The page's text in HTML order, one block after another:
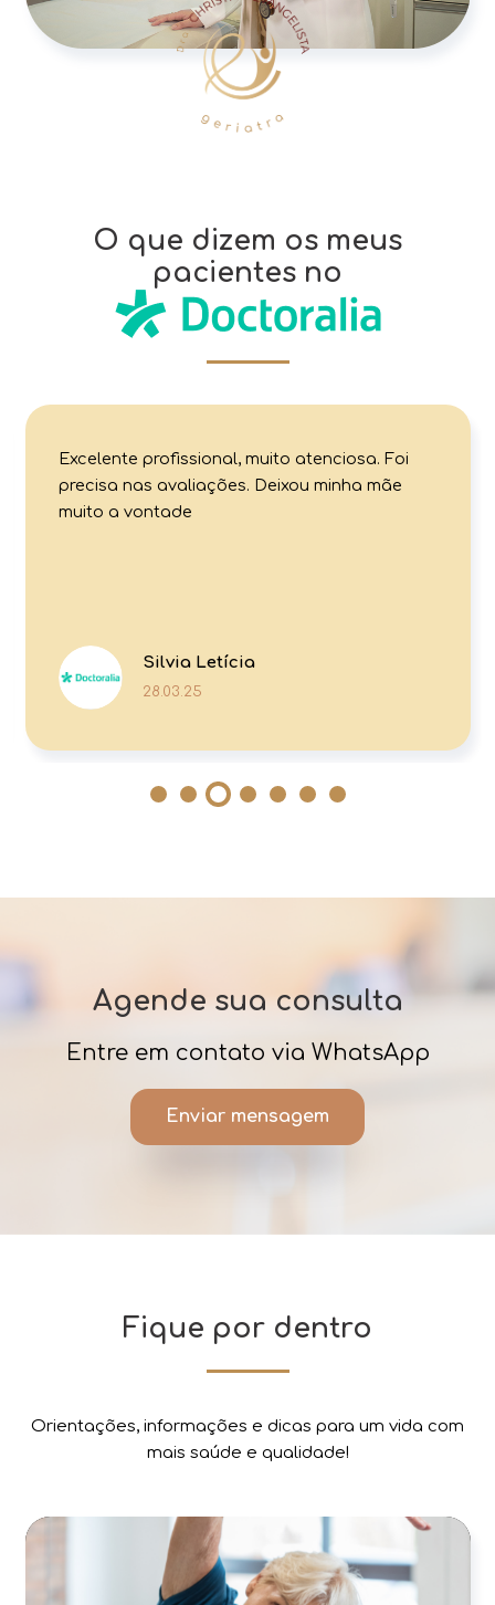
O que dizem os meus
pacientes no
Excelente profissional, muito atenciosa. Foi
precisa nas avaliações. Deixou minha mãe
muito a vontade
Silvia Letícia
28.03.25
Agende sua consulta
Entre em contato via WhatsApp
Enviar mensagem
Fique por dentro
Orientações, informações e dicas para um vida com
mais saúde e qualidade!